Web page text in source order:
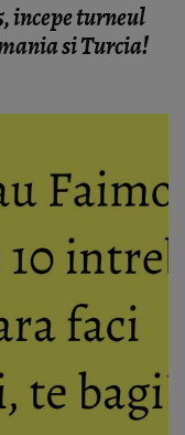
incepe turneul
si Turcia!